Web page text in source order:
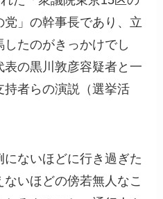
」の幹事長であり、立
たのがきっかけでし
の黒川敦彦容疑者と一
者らの演説（選挙活
ないほどに行き過ぎた
いほどの傍若無人なこ